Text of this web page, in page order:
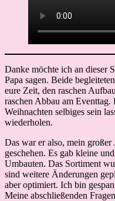
Danke möchte ich an dieser
Papa sagen. Beide
eure Zeit, den raschen
raschen Abbau am
Weihnachten selbiges sein
wiederholen.
Das war er also, mein
geschehen. Es gab kleine
Umbauten. Das Sortiment
sind weitere Änderungen
aber optimiert. Ich bin
Meine abschließenden